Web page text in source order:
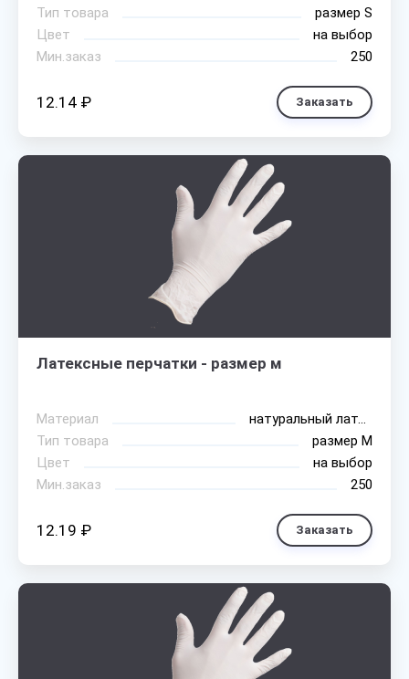
Тип товара
размер S
Цвет
на выбор
Мин.заказ
250
12.14 ₽ Заказать
Латексные перчатки - размер м
Материал
натуральный латекс
Тип товара
размер М
Цвет
на выбор
Мин.заказ
250
12.19 ₽ Заказать